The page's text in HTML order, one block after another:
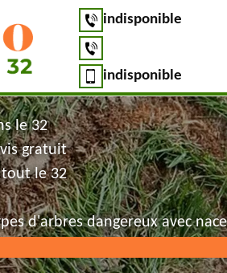
indisponible
indisponible
le 32
gratuit
tout le 32
d'arbres dangereux avec